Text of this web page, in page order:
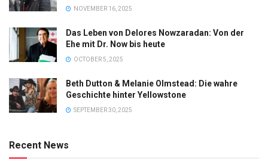
NOVEMBER 16, 2025
Das Leben von Delores Nowzaradan: Von der
Ehe mit Dr. Now bis heute
OCTOBER 5, 2025
Beth Dutton & Melanie Olmstead: Die wahre
Geschichte hinter Yellowstone
SEPTEMBER 30, 2025
Recent News